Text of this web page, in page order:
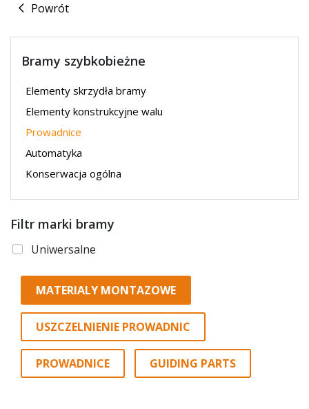
Powrót
Bramy szybkobieżne
Elementy skrzydła bramy
Elementy konstrukcyjne walu
Prowadnice
Automatyka
Konserwacja ogólna
Filtr marki bramy
Uniwersalne
MATERIALY MONTAZOWE
USZCZELNIENIE PROWADNIC
PROWADNICE GUIDING PARTS